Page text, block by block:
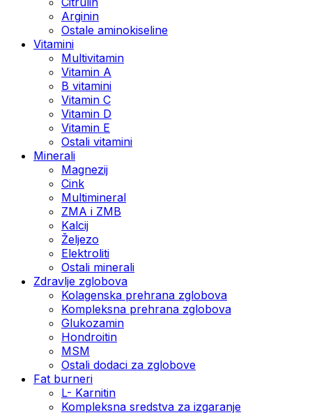
Arginin
Ostale aminokiseline
Vitamini
Multivitamin
Vitamin A
B vitamini
Vitamin C
Vitamin D
Vitamin E
Ostali vitamini
Minerali
Magnezij
Cink
Multimineral
ZMA i ZMB
Kalcij
Željezo
Elektroliti
Ostali minerali
Zdravlje zglobova
Kolagenska prehrana zglobova
Kompleksna prehrana zglobova
Glukozamin
Hondroitin
MSM
Ostali dodaci za zglobove
Fat burneri
L- Karnitin
Kompleksna sredstva za izgaranje